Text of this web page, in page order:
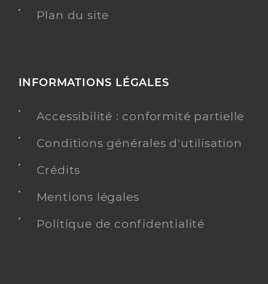
Plan du site
INFORMATIONS LÉGALES
Accessibilité : conformité partielle
Conditions générales d'utilisation
Crédits
Mentions légales
Politique de confidentialité